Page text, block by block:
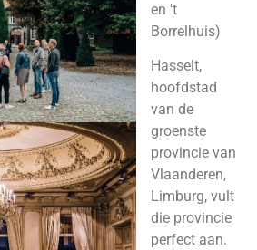
en 't
Borrelhuis)
Hasselt,
hoofdstad
van de
groenste
provincie van
Vlaanderen,
Limburg, vult
die provincie
perfect aan.